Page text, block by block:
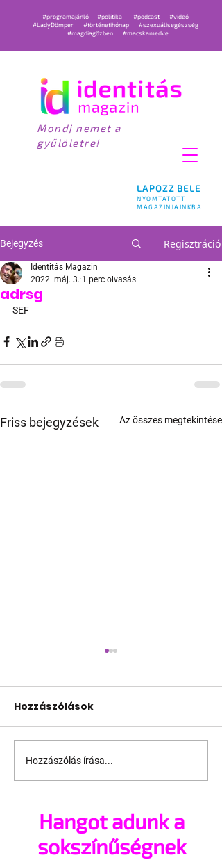
LAPOZZ BELE
NYOMTATOTT
MAGAZINJAINKBA
#programajánló #politika #podcast
#videó
#LadyDömper
#történetihónap
#szexuálisegészség
#magdiagőzben
#macskamedve
Mondj nemet a
gyűlöletre!
Bejegyzés Regisztráció
adrsg
Identitás Magazin
2022. máj. 3. 1 perc olvasás
SEF
Friss bejegyzések Az összes megtekintése
Miket nézzünk idén a
Sziget queer
Hozzászólások
Hozzászólás írása...
Hangot adunk a
sokszínűségnek